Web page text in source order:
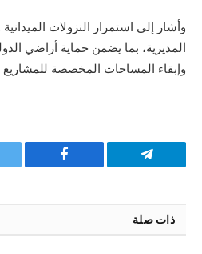
وأشار إلى استمرار النزولات
المديرية، بما يضمن حماية أراضي
وإبقاء المساحات المخصصة للمشاريع
تيلقرام فيسبوك
ذات صلة